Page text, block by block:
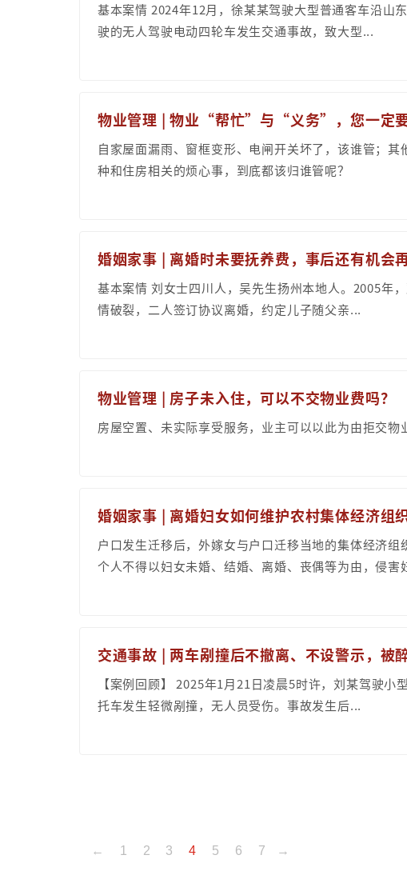
基本案情 2024年12月，徐某某驾驶大型普通客车沿山
驶的无人驾驶电动四轮车发生交通事故，致大型...
物业管理 | 物业“帮忙”与“义务”，您一定要
自家屋面漏雨、窗框变形、电闸开关坏了，该谁管；
种和住房相关的烦心事，到底都该归谁管呢？
婚姻家事 | 离婚时未要抚养费，事后还有机会
基本案情 刘女士四川人，吴先生扬州本地人。2005年
情破裂，二人签订协议离婚，约定儿子随父亲...
物业管理 | 房子未入住，可以不交物业费吗？
房屋空置、未实际享受服务，业主可以以此为由拒交物
婚姻家事 | 离婚妇女如何维护农村集体经济组
户口发生迁移后，外嫁女与户口迁移当地的集体经济
个人不得以妇女未婚、结婚、离婚、丧偶等为由，侵害
交通事故 | 两车剐撞后不撤离、不设警示，被
【案例回顾】 2025年1月21日凌晨5时许，刘某驾驶
托车发生轻微剐撞，无人员受伤。事故发生后...
← 1 2 3 4 5 6 7 →